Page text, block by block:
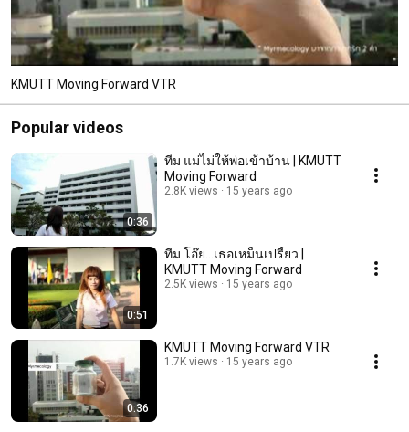
KMUTT Moving Forward VTR
Popular videos
0:36
ทีม แม่ไม่ให้พ่อเข้าบ้าน | KMUTT
Moving Forward
2.8K views 15 years ago
0:51
ทีม โอ๊ย...เธอเหม็นเปรี้ยว |
KMUTT Moving Forward
2.5K views 15 years ago
0:36
KMUTT Moving Forward VTR
1.7K views 15 years ago